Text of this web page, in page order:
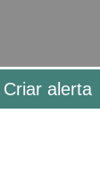
Criar alerta